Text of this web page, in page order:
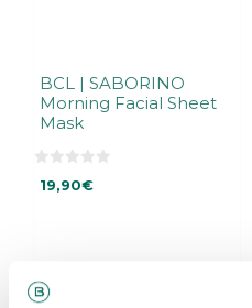
BCL | SABORINO
Morning Facial Sheet
Mask
0
19,90€